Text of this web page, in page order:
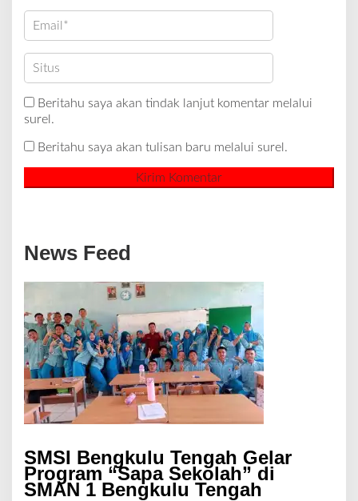
Beritahu saya akan tindak lanjut komentar melalui
surel.
Beritahu saya akan tulisan baru melalui surel.
News Feed
SMSI Bengkulu Tengah Gelar
Program “Sapa Sekolah” di
SMAN 1 Bengkulu Tengah